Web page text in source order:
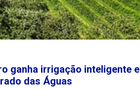
ganha irrigação inteligente
das Águas